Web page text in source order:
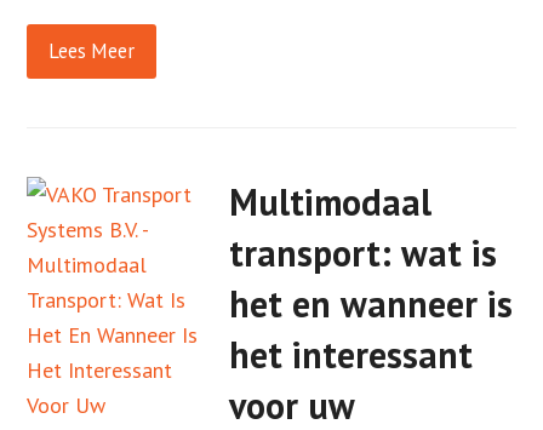
Lees Meer
Multimodaal
transport: wat is
het en wanneer is
het interessant
voor uw